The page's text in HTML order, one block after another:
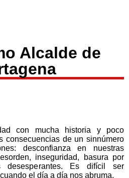
Alcalde de
con mucha historia y poco
consecuencias de un sinnúmero
desconfianza en nuestras
inseguridad, basura por
desesperantes. Es difícil ser
el día a día nos abruma.